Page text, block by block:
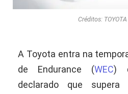
Créditos:
A Toyota entra na
de Endurance (WEC)
declarado que